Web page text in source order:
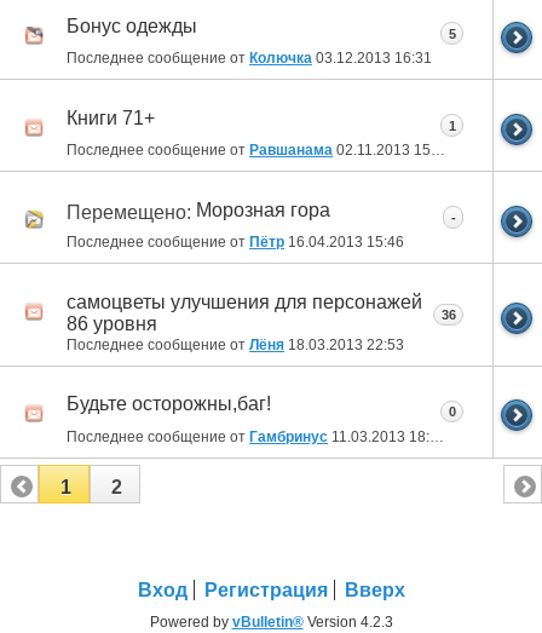
Бонус одежды
Последнее сообщение от Колючка 03.12.2013 16:31
5
Книги 71+
Последнее сообщение от Равшанама 02.11.2013 15:17
1
Перемещено: Морозная гора
Последнее сообщение от Пётр 16.04.2013 15:46
-
самоцветы улучшения для персонажей
86 уровня
Последнее сообщение от Лёня 18.03.2013 22:53
36
Будьте осторожны,баг!
Последнее сообщение от Гамбринус 11.03.2013 18:59
0
1 2
Вход Регистрация Вверх
Powered by vBulletin®Version 4.2.3